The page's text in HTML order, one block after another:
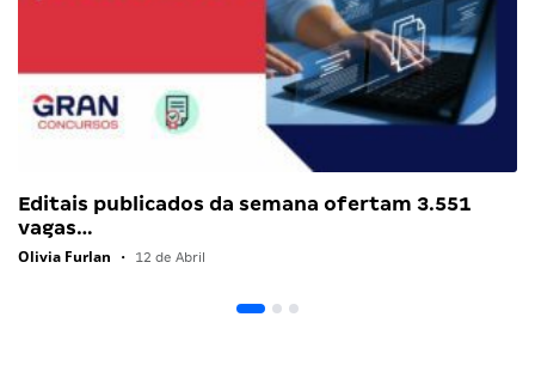
Editais publicados da semana ofertam 3.551
vagas…
Olivia Furlan • 12 de Abril